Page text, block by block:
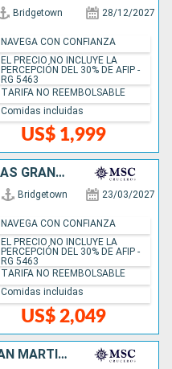
Bridgetown 28/12/2027
US$ 1,999
NAVEGA CON CONFIANZA
EL PRECIO NO INCLUYE LA
PERCEPCIÓN DEL 30% DE AFIP -
RG 5463
TARIFA NO REEMBOLSABLE
Comidas incluidas
GRENADA, SAN VINCENT Y LAS GRANADINAS, SAN MARTÍN, ANTIGUA Y BARBUDA, DOMINICA, SANTA LUCIA, BARBADOS
Bridgetown 23/03/2027
US$ 2,049
NAVEGA CON CONFIANZA
EL PRECIO NO INCLUYE LA
PERCEPCIÓN DEL 30% DE AFIP -
RG 5463
TARIFA NO REEMBOLSABLE
Comidas incluidas
REPÚBLICA DOMINICANA, SAN MARTÍN, BARBADOS